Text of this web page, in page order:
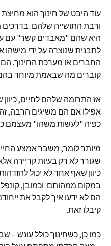
עוד היבט של חינוך הוא
ורבת התושייה שלהם. בדרכים
היא שהם "מאבדים קשר" עם
לתבנית שנוצרה על ידי
החברים או מערכת החינוך.
קוברים מה שבאמת מיוחד
אז התרומה שלהם לחיים,
אפילו אם הם משיגים הרבה,
כפיה "לעשות משהו" מעצמם
מיותר לומר, משבר אמצע
שגורר לא רק בעיות קריירה
כיוון שאף אחד לא יכול
במקום ממהותם. וכמובן,
הם לא ידעו איך לקבל את
קיבלו זאת.
כמו כן, כשחינוך כולל עונש –